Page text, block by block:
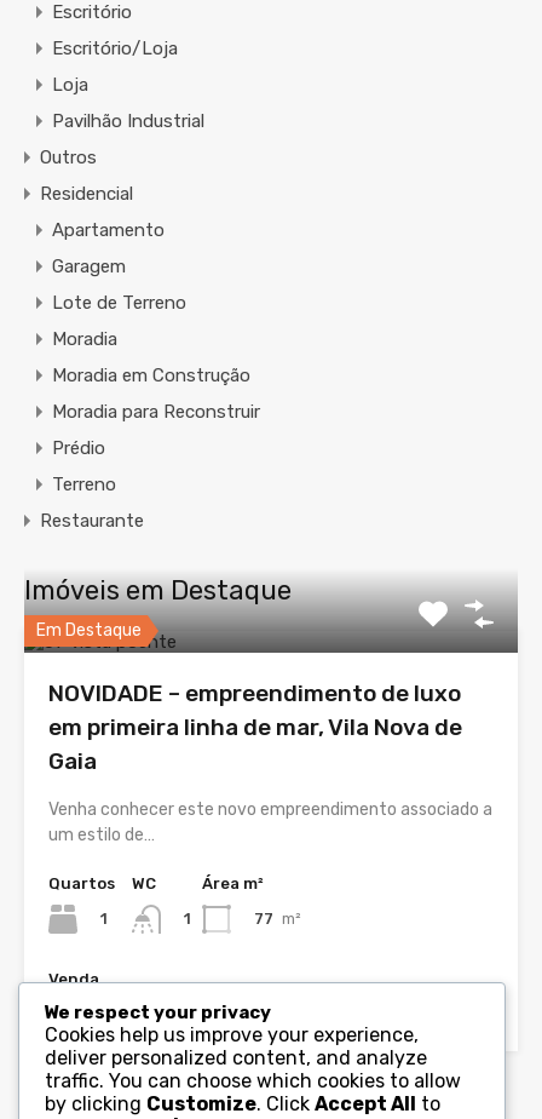
Escritório
Escritório/Loja
Loja
Pavilhão Industrial
Outros
Residencial
Apartamento
Garagem
Lote de Terreno
Moradia
Moradia em Construção
Moradia para Reconstruir
Prédio
Terreno
Restaurante
Imóveis em Destaque
Em Destaque
NOVIDADE – empreendimento de luxo
em primeira linha de mar, Vila Nova de
Gaia
Venha conhecer este novo empreendimento associado a
um estilo de…
Quartos
1
WC
1
Área m²
77 m²
Venda
Desde 280,890€
Agentes
We respect your privacy
Cookies help us improve your experience,
deliver personalized content, and analyze
traffic. You can choose which cookies to allow
by clicking Customize. Click Accept All to